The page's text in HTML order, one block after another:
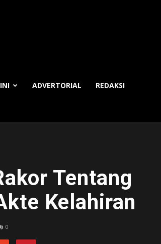
ADVERTORIAL REDAKSI
Tentang
Kelahiran
0